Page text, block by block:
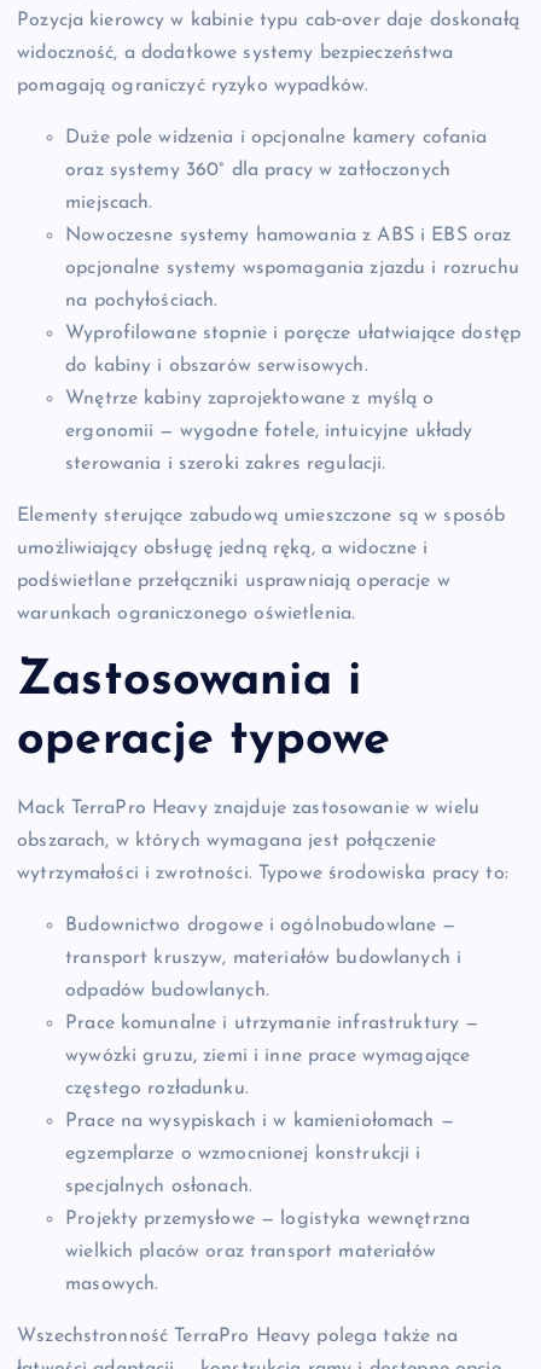
Pozycja kierowcy w kabinie typu cab‑over daje doskonałą
widoczność, a dodatkowe systemy bezpieczeństwa
pomagają ograniczyć ryzyko wypadków.
Duże pole widzenia i opcjonalne kamery cofania
oraz systemy 360° dla pracy w zatłoczonych
miejscach.
Nowoczesne systemy hamowania z ABS i EBS oraz
opcjonalne systemy wspomagania zjazdu i rozruchu
na pochyłościach.
Wyprofilowane stopnie i poręcze ułatwiające dostęp
do kabiny i obszarów serwisowych.
Wnętrze kabiny zaprojektowane z myślą o
ergonomii — wygodne fotele, intuicyjne układy
sterowania i szeroki zakres regulacji.
Elementy sterujące zabudową umieszczone są w sposób
umożliwiający obsługę jedną ręką, a widoczne i
podświetlane przełączniki usprawniają operacje w
warunkach ograniczonego oświetlenia.
Zastosowania i
operacje typowe
Mack TerraPro Heavy znajduje zastosowanie w wielu
obszarach, w których wymagana jest połączenie
wytrzymałości i zwrotności. Typowe środowiska pracy to:
Budownictwo drogowe i ogólnobudowlane —
transport kruszyw, materiałów budowlanych i
odpadów budowlanych.
Prace komunalne i utrzymanie infrastruktury —
wywózki gruzu, ziemi i inne prace wymagające
częstego rozładunku.
Prace na wysypiskach i w kamieniołomach —
egzemplarze o wzmocnionej konstrukcji i
specjalnych osłonach.
Projekty przemysłowe — logistyka wewnętrzna
wielkich placów oraz transport materiałów
masowych.
Wszechstronność TerraPro Heavy polega także na